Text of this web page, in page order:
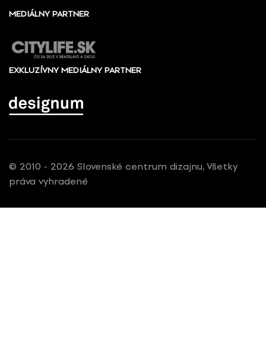
MEDIÁLNY PARTNER
EXKLUZÍVNY MEDIÁLNY PARTNER
© 2010 - 2026 Slovenské centrum dizajnu, Všetky
práva vyhradené